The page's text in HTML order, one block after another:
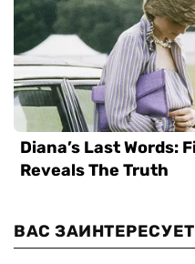
ВАС ЗАИНТЕРЕСУЕТ